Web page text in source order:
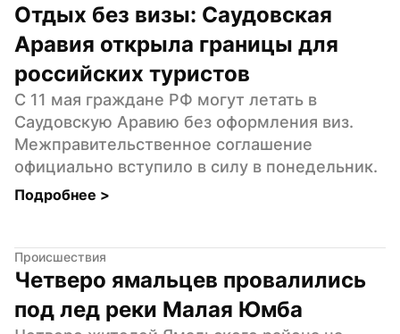
Отдых без визы: Саудовская
Аравия открыла границы для
российских туристов
С 11 мая граждане РФ могут летать в
Саудовскую Аравию без оформления виз.
Межправительственное соглашение
официально вступило в силу в понедельник.
Подробнее >
Происшествия
Четверо ямальцев провалились
под лед реки Малая Юмба